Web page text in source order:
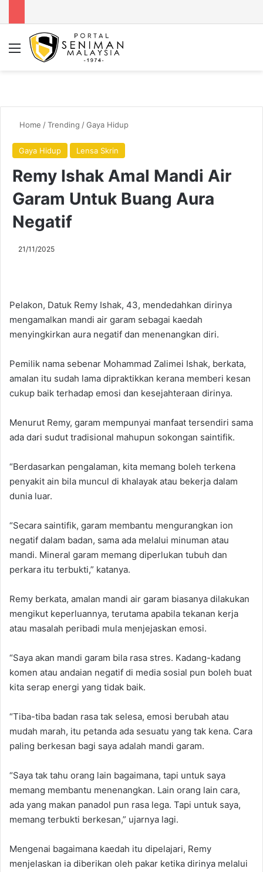
Menu
Home /Trending /Gaya Hidup
Gaya Hidup Lensa Skrin
Remy Ishak Amal Mandi Air
Garam Untuk Buang Aura
Negatif
21/11/2025
Pelakon, Datuk Remy Ishak, 43, mendedahkan dirinya
mengamalkan mandi air garam sebagai kaedah
menyingkirkan aura negatif dan menenangkan diri.
Pemilik nama sebenar Mohammad Zalimei Ishak, berkata,
amalan itu sudah lama dipraktikkan kerana memberi kesan
cukup baik terhadap emosi dan kesejahteraan dirinya.
Menurut Remy, garam mempunyai manfaat tersendiri sama
ada dari sudut tradisional mahupun sokongan saintifik.
“Berdasarkan pengalaman, kita memang boleh terkena
penyakit ain bila muncul di khalayak atau bekerja dalam
dunia luar.
“Secara saintifik, garam membantu mengurangkan ion
negatif dalam badan, sama ada melalui minuman atau
mandi. Mineral garam memang diperlukan tubuh dan
perkara itu terbukti,” katanya.
Remy berkata, amalan mandi air garam biasanya dilakukan
mengikut keperluannya, terutama apabila tekanan kerja
atau masalah peribadi mula menjejaskan emosi.
“Saya akan mandi garam bila rasa stres. Kadang-kadang
komen atau andaian negatif di media sosial pun boleh buat
kita serap energi yang tidak baik.
“Tiba-tiba badan rasa tak selesa, emosi berubah atau
mudah marah, itu petanda ada sesuatu yang tak kena. Cara
paling berkesan bagi saya adalah mandi garam.
“Saya tak tahu orang lain bagaimana, tapi untuk saya
memang membantu menenangkan. Lain orang lain cara,
ada yang makan panadol pun rasa lega. Tapi untuk saya,
memang terbukti berkesan,” ujarnya lagi.
Mengenai bagaimana kaedah itu dipelajari, Remy
menjelaskan ia diberikan oleh pakar ketika dirinya melalui